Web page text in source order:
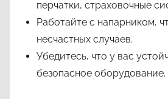
перчатки, страховочные
Работайте с напарником,
несчастных случаев.
Убедитесь, что у вас
безопасное оборудование.